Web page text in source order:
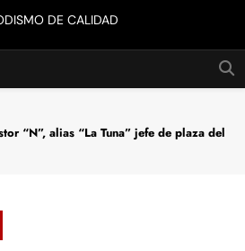
XXI
DE CALIDAD
“N”, alias “La Tuna” jefe de plaza del